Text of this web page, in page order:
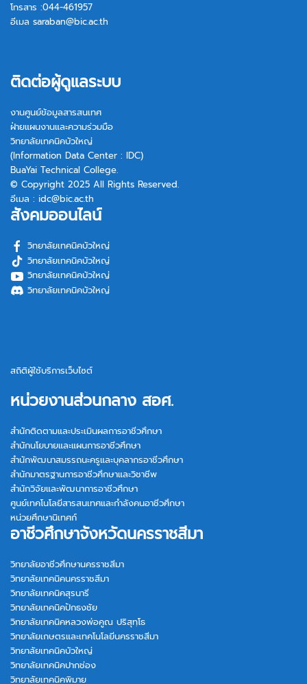
โทรสาร :044-461957
อีเมล saraban@bic.ac.th
ติดต่อผู้ดูแลระบบ
งานศูนย์ข้อมูลสารสนเทศ
ฝ่ายแผนงานและความร่วมมือ
วิทยาลัยเทคนิคบัวใหญ่
(Information Data Center : IDC)
BuaYai Technical College.
© Copyright 2025 All Rights Reserved.
อีเมล : idc@bic.ac.th
สังคมออนไลน์
วิทยาลัยเทคนิคบัวใหญ่
วิทยาลัยเทคนิคบัวใหญ่
วิทยาลัยเทคนิคบัวใหญ่
วิทยาลัยเทคนิคบัวใหญ่
สถิติผู้ใช้บริการเว็บไซต์
หน่วยงานส่วนกลาง สอศ.
สำนักติดตามและประเมินผลการอาชีวศึกษา
สำนักนโยบายและแผนการอาชีวศึกษา
สำนักพัฒนาสมรรถนะครูและบุคลากรอาชีวศึกษา
สำนักมาตรฐานการอาชีวศึกษาและวิชาชีพ
สำนักวิจัยและพัฒนาการอาชีวศึกษา
ศูนย์เทคโนโลยีสารสนเทศและกำลังคนอาชีวศึกษา
หน่วยศึกษานิเทศก์
อาชีวศึกษาจังหวัดนครราชสีมา
วิทยาลัยอาชีวศึกษานครราชสีมา
วิทยาลัยเทคนิคนครราชสีมา
วิทยาลัยเทคนิคสุรนารี
วิทยาลัยเทคนิคปักธงชัย
วิทยาลัยเทคนิคหลวงพ่อคูณ ปริสุทฺโธ
วิทยาลัยเกษตรและเทคโนโลยีนครราชสีมา
วิทยาลัยเทคนิคบัวใหญ่
วิทยาลัยเทคนิคปากช่อง
วิทยาลัยเทคนิคพิมาย